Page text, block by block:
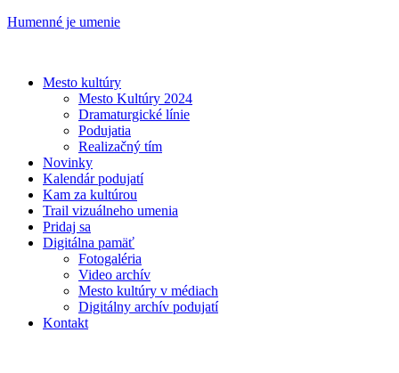
Humenné je umenie
Mesto kultúry
Mesto Kultúry 2024
Dramaturgické línie
Podujatia
Realizačný tím
Novinky
Kalendár podujatí
Kam za kultúrou
Trail vizuálneho umenia
Pridaj sa
Digitálna pamäť
Fotogaléria
Video archív
Mesto kultúry v médiach
Digitálny archív podujatí
Kontakt